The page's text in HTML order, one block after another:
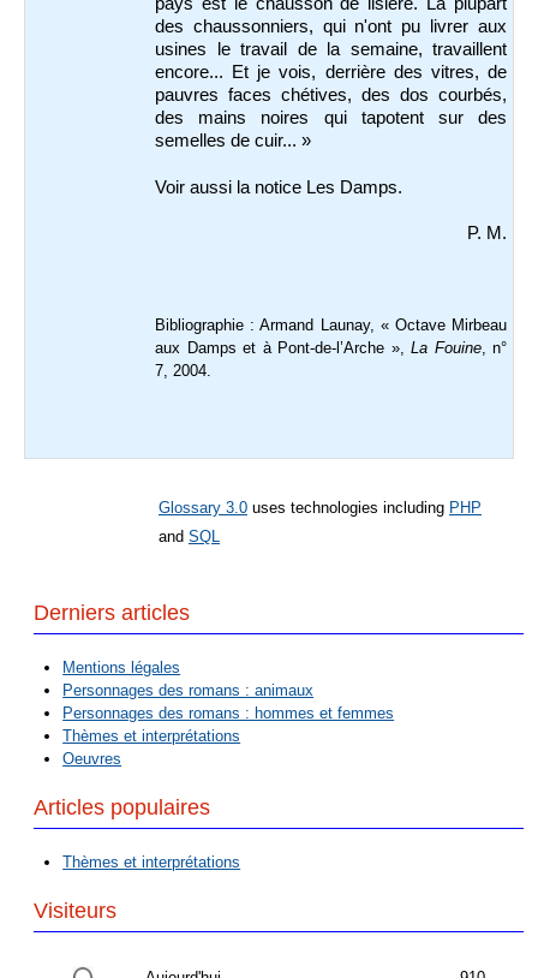
pays est le chausson de lisière. La plupart
des chaussonniers, qui n'ont pu livrer aux
usines le travail de la semaine, travaillent
encore... Et je vois, derrière des vitres, de
pauvres faces chétives, des dos courbés,
des mains noires qui tapotent sur des
semelles de cuir... »
Voir aussi la notice Les Damps.
P. M.
Bibliographie : Armand Launay, « Octave Mirbeau
aux Damps et à Pont-de-l’Arche », La Fouine, n°
7, 2004.
Glossary 3.0 uses technologies including PHP
and SQL
Derniers articles
Mentions légales
Personnages des romans : animaux
Personnages des romans : hommes et femmes
Thèmes et interprétations
Oeuvres
Articles populaires
Thèmes et interprétations
Visiteurs